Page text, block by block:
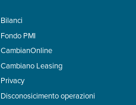
Bilanci
Fondo PMI
CambianOnline
Cambiano Leasing
Privacy
Disconosicimento operazioni